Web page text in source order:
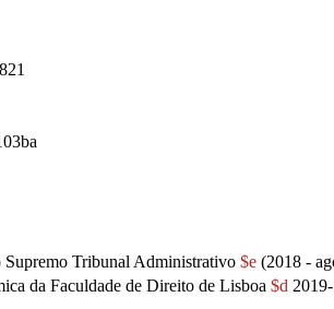
Supremo Tribunal Administrativo $e (2018 -
da Faculdade de Direito de Lisboa $d 2019-